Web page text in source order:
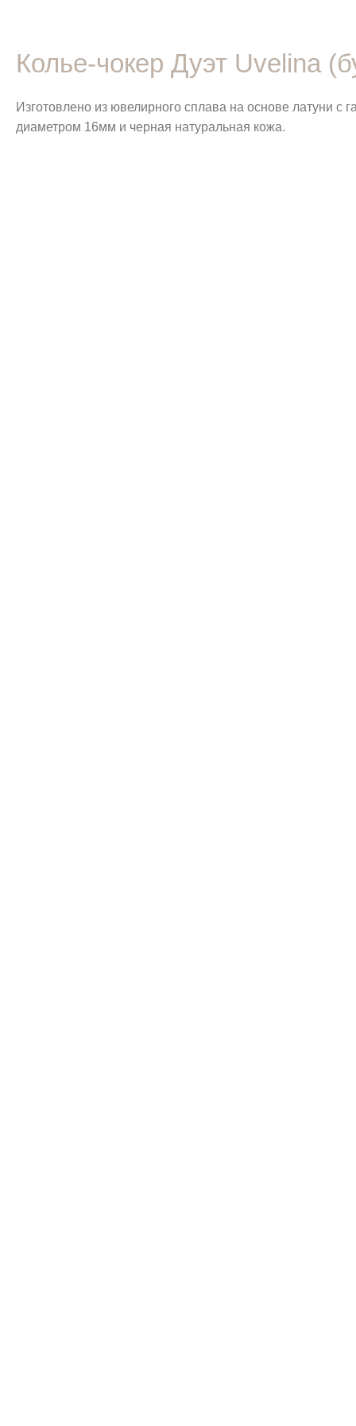
Колье-чокер Дуэт Uvelina
Изготовлено из ювелирного сплава на основе латуни с
диаметром 16мм и черная натуральная кожа.